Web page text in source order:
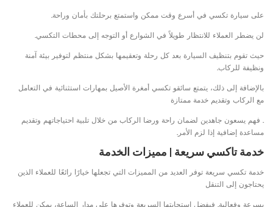
على سيارة تكسي في أسرع وقت ممكن واستمتع برحلتك بأمان وراحة.
لن يضطر العملاء للانتظار طويلاً في الشوارع أو التوجه إلى محطات التكسي.
حيث تقوم بتنظيف السيارة بعد كل رحلة وتعقيمها بشكل منتظم لتوفير بيئة آمنة
ونظيفة للركاب.
بالإضافة إلى ذلك، يتمتع سائقو تكسي أمغرة الأصيل بمهارات استثنائية في التعامل
مع الركاب وتقديم خدمة ممتازة
. فهم يسعون جاهدين لضمان راحة ورضا الركاب من خلال تلبية احتياجاتهم وتقديم
مساعدة إضافية إذا لزم الأمر.
خدمة تاكسي سريعة | مميزات الخدمة
خدمة تكسي سريعة توفر العديد من المميزات التي تجعلها خيارًا رائعًا للعملاء الذين
يحتاجون إلى التنقل
بسرعة وفعالية. فبفضل استجابتها السريعة وتوفرها على مدار الساعة، يمكن للعملاء